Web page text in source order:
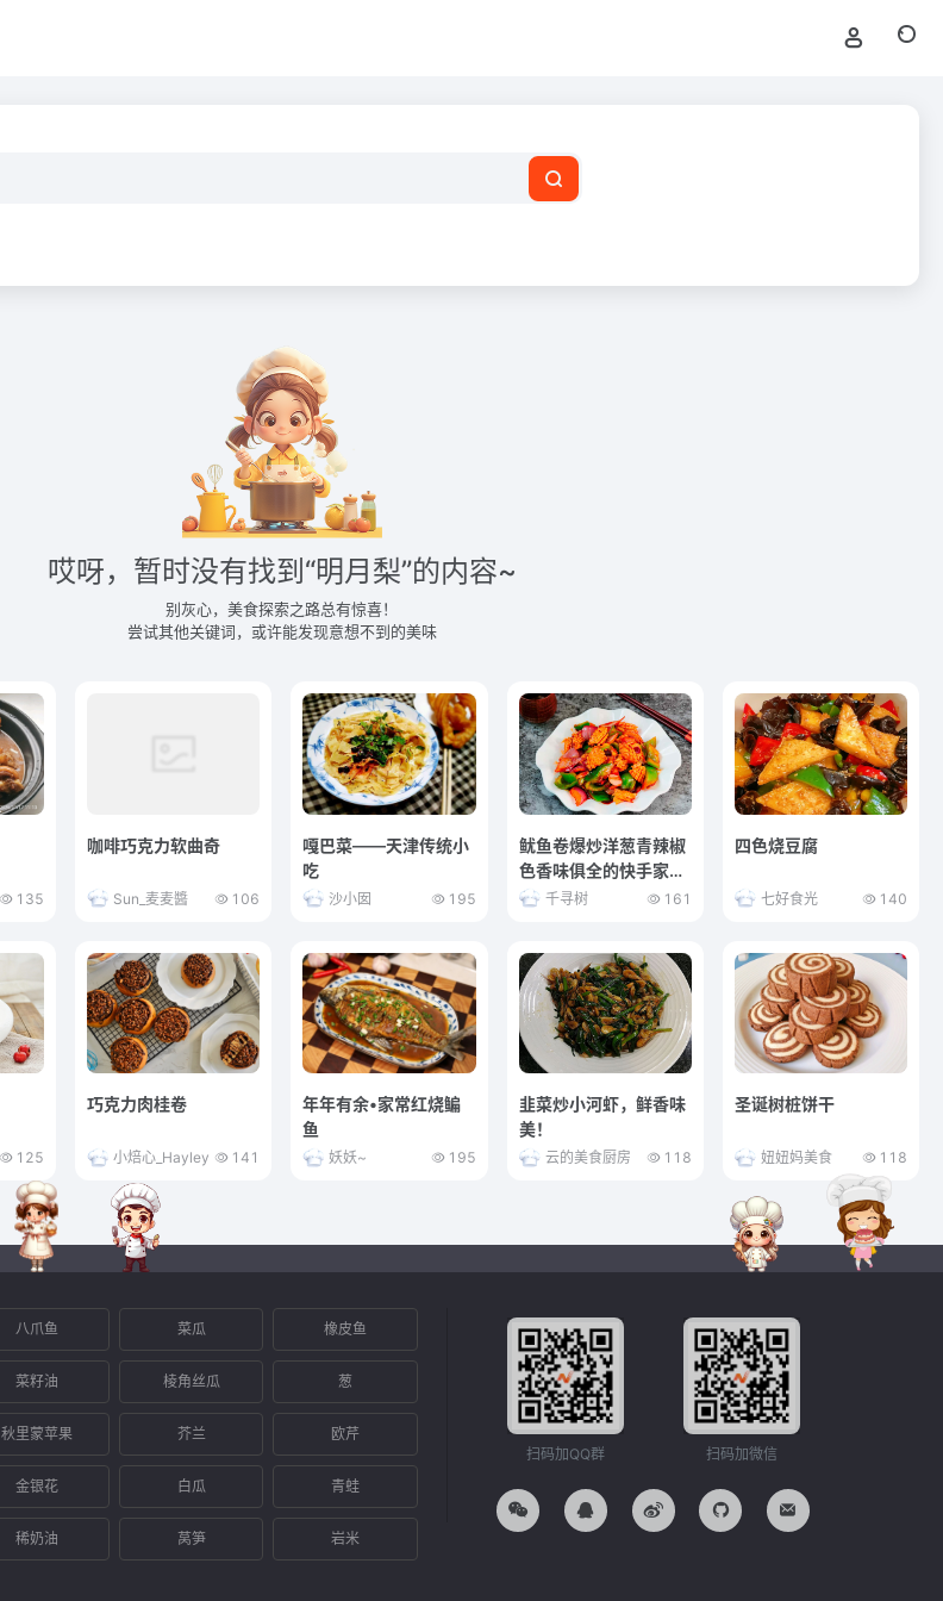
哎呀，暂时没有找到“明月梨”的内容~
别灰心，美食探索之路总有惊喜！
尝试其他关键词，或许能发现意想不到的美味
135
咖啡巧克力软曲奇
Sun_麦麦醬 106
嘎巴菜――天津传统小
吃
沙小囡 195
鱿鱼卷爆炒洋葱青辣椒
色香味俱全的快手家常
菜 千寻树 161
四色烧豆腐
七好食光 140
125
巧克力肉桂卷
小焙心_Hayley 141
年年有余•家常红烧鳊
鱼
妖妖~ 195
韭菜炒小河虾，鲜香味
美！
云的美食厨房 118
圣诞树桩饼干
妞妞妈美食 118
八爪鱼 菜瓜 橡皮鱼
菜籽油 棱角丝瓜 葱
秋里蒙苹果 芥兰 欧芹
金银花 白瓜 青蛙
稀奶油 莴笋 岩米
扫码加QQ群 扫码加微信